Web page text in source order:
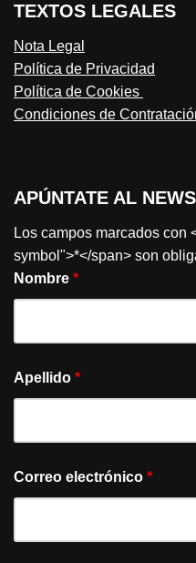
TEXTOS LEGALES
Nota Legal
Política de Privacidad
Política de Cookies
Condiciones de
APÚNTATE AL
Los campos marcados con
symbol">*</span> son
Nombre *
Apellido *
Correo electrónico *